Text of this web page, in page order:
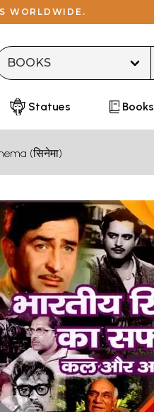
WORLDWIDE.
Statues Books
(सिनेमा)